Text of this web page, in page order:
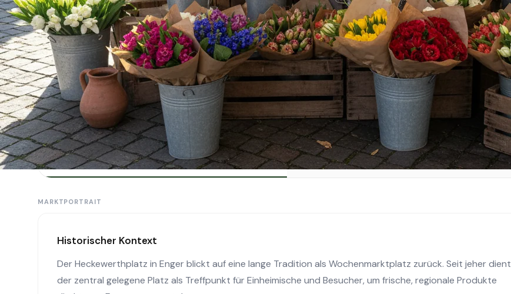
Markttage
Mittwoch, Freitag
Standort
Enger
Über den Markt Händler
MARKTPORTRAIT
Historischer Kontext
Der Heckewerthplatz in Enger blickt auf eine lange Tradition als Wochenmarktplatz zurück. Seit jeher dient
der zentral gelegene Platz als Treffpunkt für Einheimische und Besucher, um frische, regionale Produkte